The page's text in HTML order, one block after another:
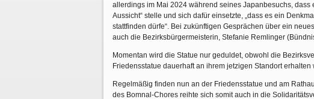
allerdings im Mai 2024 während seines Japanbesuchs,
Aussicht“ stelle und sich dafür einsetzte, „dass es ein
stattfinden dürfe“. Bei zukünftigen Gesprächen über ein
auch die Bezirksbürgermeisterin, Stefanie Remlinger
Momentan wird die Statue nur geduldet, obwohl die
Friedensstatue dauerhaft an ihrem jetzigen Standort erhalten
Regelmäßig finden nun an der Friedensstatue und am
des Bomnal-Chores reihte sich somit auch in die